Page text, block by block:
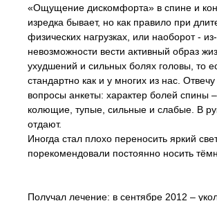
«Ощущение дискомфорта» в спине и
изредка бывает, но как правило при
физических нагрузках, или наоборот -
невозможности вести активный образ
ухудшений и сильных болях головы, то
стандартно как и у многих из нас.
вопросы анкеты: характер болей спины
колющие, тупые, сильные и слабые. В
отдают.
Иногда стал плохо переносить яркий
порекомендовали постоянно носить
Получал лечение: в сентябре 2012 –